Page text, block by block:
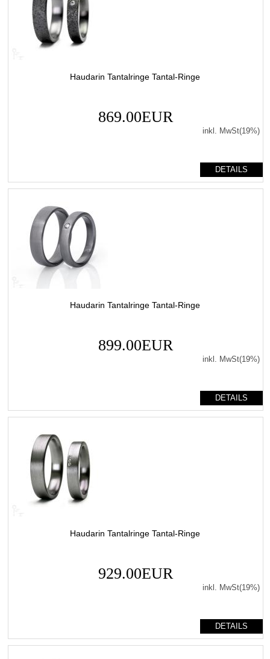
Haudarin Tantalringe Tantal-Ringe
869.00EUR
inkl. MwSt(19%)
DETAILS
Haudarin Tantalringe Tantal-Ringe
899.00EUR
inkl. MwSt(19%)
DETAILS
Haudarin Tantalringe Tantal-Ringe
929.00EUR
inkl. MwSt(19%)
DETAILS